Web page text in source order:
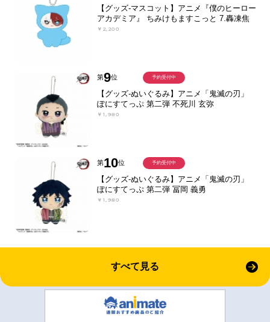
【グッズ-マスコット】アニメ『僕のヒーロー
アカデミア』 ちみけもますこっと 7.轟凍焦
￥2,200
第9位
【グッズ-ぬいぐるみ】アニメ「鬼滅の刃」
ぽにすてっぷ 第二弾 不死川 玄弥
￥1,980
予約受付中
第10位
【グッズ-ぬいぐるみ】アニメ「鬼滅の刃」
ぽにすてっぷ 第二弾 冨岡 義勇
￥1,980
予約受付中
すべて見る